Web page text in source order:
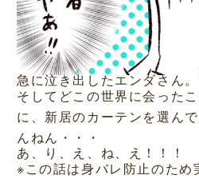
急に泣き出したエンダさん。
そしてどこの世界に会った
に、新居のカーテンを選ん
んねん・・・
あ、り、え、ね、え！！！
※この話は身バレ防止のため